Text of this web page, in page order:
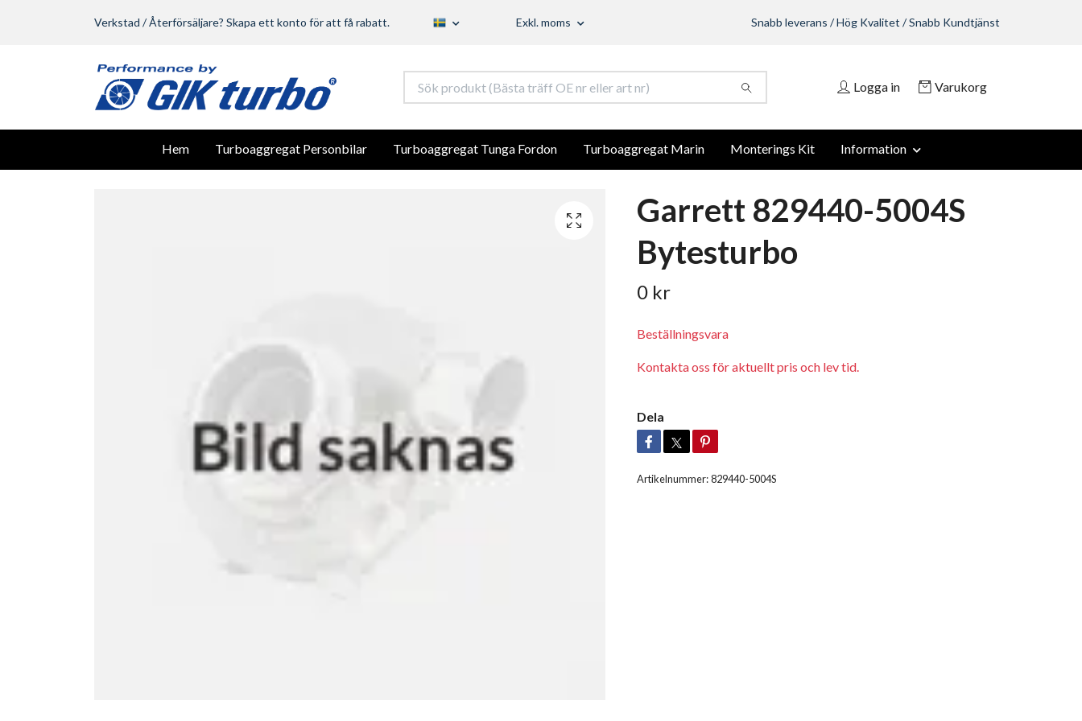
Verkstad / Återförsäljare? Skapa ett konto för att få rabatt. Exkl. moms Snabb leverans / Hög Kvalitet / Snabb Kundtjänst
Logga in Varukorg
Hem Turboaggregat Personbilar Turboaggregat Tunga Fordon Turboaggregat Marin Monterings Kit Information
Garrett 829440-5004S
Bytesturbo
0 kr
Beställningsvara
Kontakta oss för aktuellt pris och lev tid.
Dela
Artikelnummer:829440-5004S